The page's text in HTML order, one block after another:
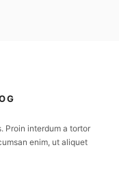
Proin interdum a tortor
enim, ut aliquet